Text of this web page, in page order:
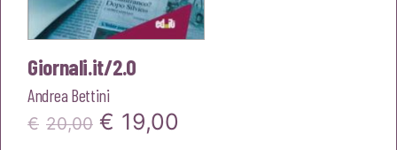
Giornali.it/2.0
Andrea Bettini
€ 20,00 Il
€ 19,00